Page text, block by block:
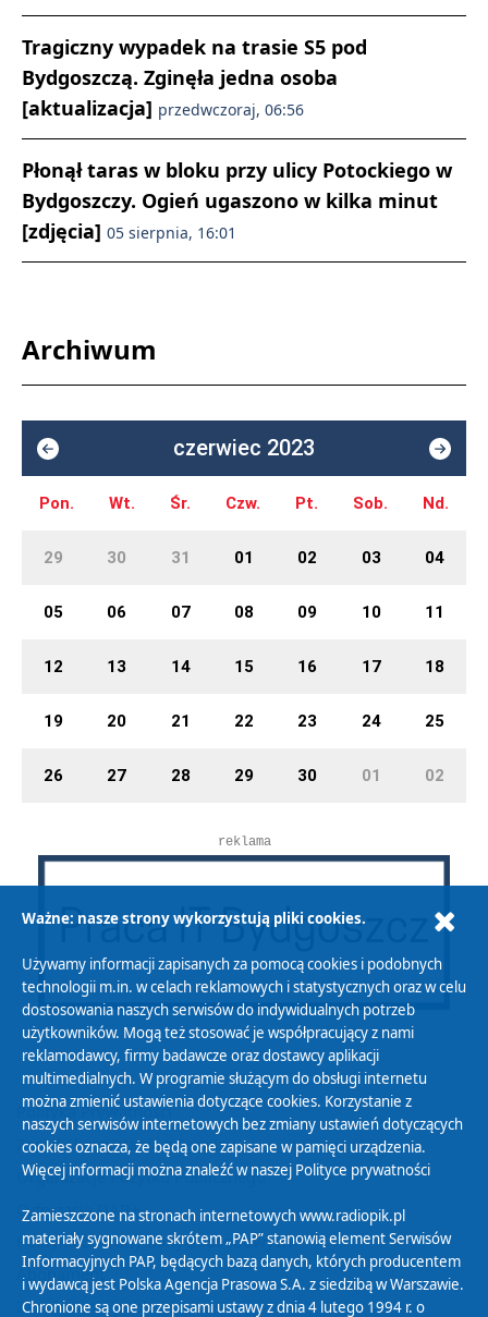
Tragiczny wypadek na trasie S5 pod
Bydgoszczą. Zginęła jedna osoba
[aktualizacja] przedwczoraj, 06:56
Płonął taras w bloku przy ulicy Potockiego w
Bydgoszczy. Ogień ugaszono w kilka minut
[zdjęcia] 05 sierpnia, 16:01
Archiwum
czerwiec 2023
Pon. Wt. Śr. Czw. Pt. Sob. Nd.
29 30 31 01 02 03 04
05 06 07 08 09 10 11
12 13 14 15 16 17 18
19 20 21 22 23 24 25
26 27 28 29 30 01 02
reklama
Polityka Prywatności
Zasady korzystania z Serwisu
Organizacje Pożytku Publicznego
Cyfryzacja DAB+
Polityka ochrony danych osobowych
Abonament
Zamówienia publiczne
Ważne: nasze strony wykorzystują pliki cookies.
Używamy informacji zapisanych za pomocą cookies i podobnych
technologii m.in. w celach reklamowych i statystycznych oraz w celu
dostosowania naszych serwisów do indywidualnych potrzeb
użytkowników. Mogą też stosować je współpracujący z nami
reklamodawcy, firmy badawcze oraz dostawcy aplikacji
multimedialnych. W programie służącym do obsługi internetu
można zmienić ustawienia dotyczące cookies. Korzystanie z
naszych serwisów internetowych bez zmiany ustawień dotyczących
cookies oznacza, że będą one zapisane w pamięci urządzenia.
Więcej informacji można znaleźć w naszej Polityce prywatności
Zamieszczone na stronach internetowych www.radiopik.pl
materiały sygnowane skrótem „PAP” stanowią element Serwisów
Informacyjnych PAP, będących bazą danych, których producentem
i wydawcą jest Polska Agencja Prasowa S.A. z siedzibą w Warszawie.
Chronione są one przepisami ustawy z dnia 4 lutego 1994 r. o